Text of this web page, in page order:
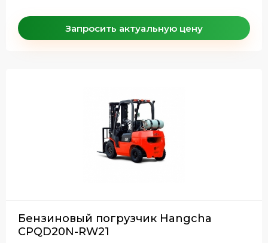
Запросить актуальную цену
Бензиновый погрузчик Hangcha
CPQD20N-RW21